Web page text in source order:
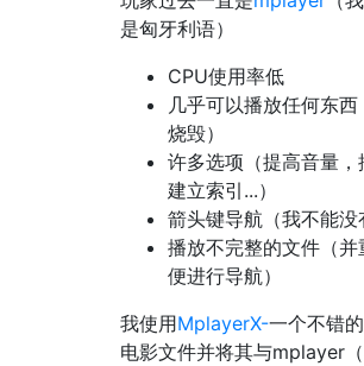
是匈牙利语）
CPU使用率低
几乎可以播放任何东
烧毁）
许多选项（提高音量，
建立索引...）
箭头键导航（我不能没
播放不完整的文件（
便进行导航）
我使用MplayerX-一个不错
电影文件并将其与mplayer